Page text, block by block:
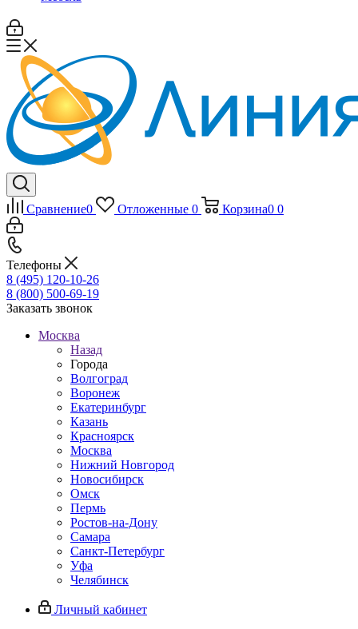
Сравнение0 Отложенные 0 Корзина0 0
Телефоны
8 (495) 120-10-26
8 (800) 500-69-19
Заказать звонок
Москва
Назад
Города
Волгоград
Воронеж
Екатеринбург
Казань
Красноярск
Москва
Нижний Новгород
Новосибирск
Омск
Пермь
Ростов-на-Дону
Самара
Санкт-Петербург
Уфа
Челябинск
Личный кабинет